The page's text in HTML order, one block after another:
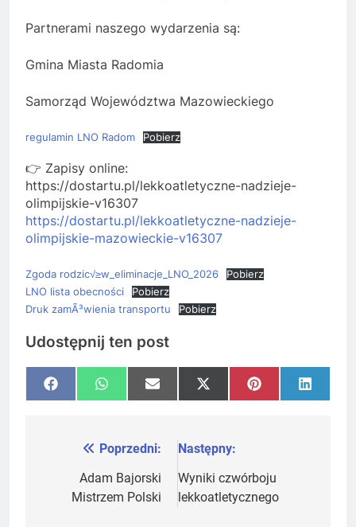
Partnerami naszego wydarzenia są:
Gmina Miasta Radomia
Samorząd Województwa Mazowieckiego
regulamin LNO Radom Pobierz
👉 Zapisy online:
https://dostartu.pl/lekkoatletyczne-nadzieje-
olimpijskie-v16307
https://dostartu.pl/lekkoatletyczne-nadzieje-
olimpijskie-mazowieckie-v16307
Zgoda rodzic√≥w_eliminacje_LNO_2026
Pobierz
LNO lista obecności
Pobierz
Druk zamÃ³wienia transportu
Pobierz
Udostępnij ten post
Share
on
FacebookShare
on
WhatsAppShare
on
Email
Share
on
X
(Twitter)
Share
on
PinterestShare
on
Nawigacja
wpisu
Poprzedni:
Adam Bajorski
Mistrzem Polski
Następny:
Wyniki czwórboju
lekkoatletycznego